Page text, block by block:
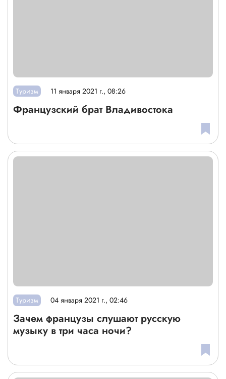
Туризм 11 января 2021 г., 08:26
Французский брат Владивостока
Туризм 04 января 2021 г., 02:46
Зачем французы слушают русскую
музыку в три часа ночи?